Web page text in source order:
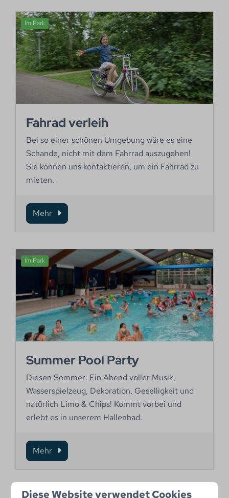
Im Park
Fahrad verleih
Bei so einer schönen Umgebung wäre es eine
Schande, nicht mit dem Fahrrad auszugehen!
Sie können uns kontaktieren, um ein Fahrrad zu
mieten.
Mehr
Im Park
Summer Pool Party
Diesen Sommer: Ein Abend voller Musik,
Wasserspielzeug, Dekoration, Geselligkeit und
natürlich Limo & Chips! Kommt vorbei und
erlebt es in unserem Hallenbad.
Mehr
Diese Website verwendet Cookies